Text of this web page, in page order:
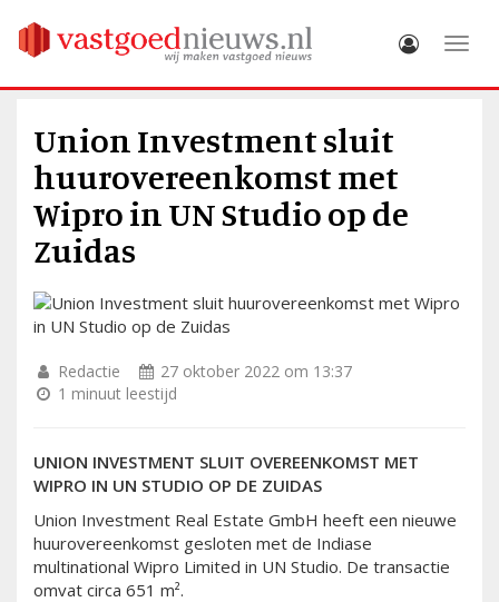
Union Investment sluit
huurovereenkomst met
Wipro in UN Studio op de
Zuidas
Redactie
27 oktober 2022 om 13:37
1 minuut leestijd
UNION INVESTMENT SLUIT OVEREENKOMST MET
WIPRO IN UN STUDIO OP DE ZUIDAS
Union Investment Real Estate GmbH heeft een nieuwe
huurovereenkomst gesloten met de Indiase
multinational Wipro Limited in UN Studio. De transactie
omvat circa 651 m².